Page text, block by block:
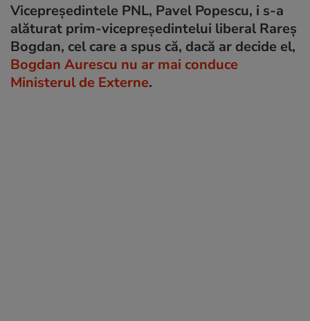
Vicepreşedintele PNL, Pavel Popescu, i s-a
alăturat prim-vicepreședintelui liberal Rareș
Bogdan, cel care a spus că, dacă ar decide el,
Bogdan Aurescu nu ar mai conduce
Ministerul de Externe.